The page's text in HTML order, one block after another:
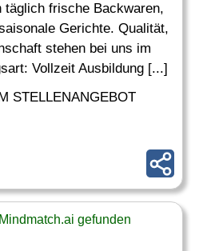
täglich frische Backwaren,
Gerichte. Qualität,
stehen bei uns im
Vollzeit Ausbildung [...]
STELLENANGEBOT
gefunden